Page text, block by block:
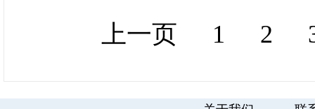
上一页 1 2